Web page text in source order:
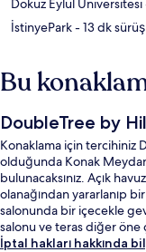
Dokuz Eylül Üniversitesi
İstinyePark- 13 dk sürüş
Bu
DoubleTree by
Konaklama için tercihiniz
olduğunda Konak
bulunacaksınız. Açık
olanağından yararlanıp
salonunda bir içecekle
salonu ve teras diğer öne
İptal hakları hakkında